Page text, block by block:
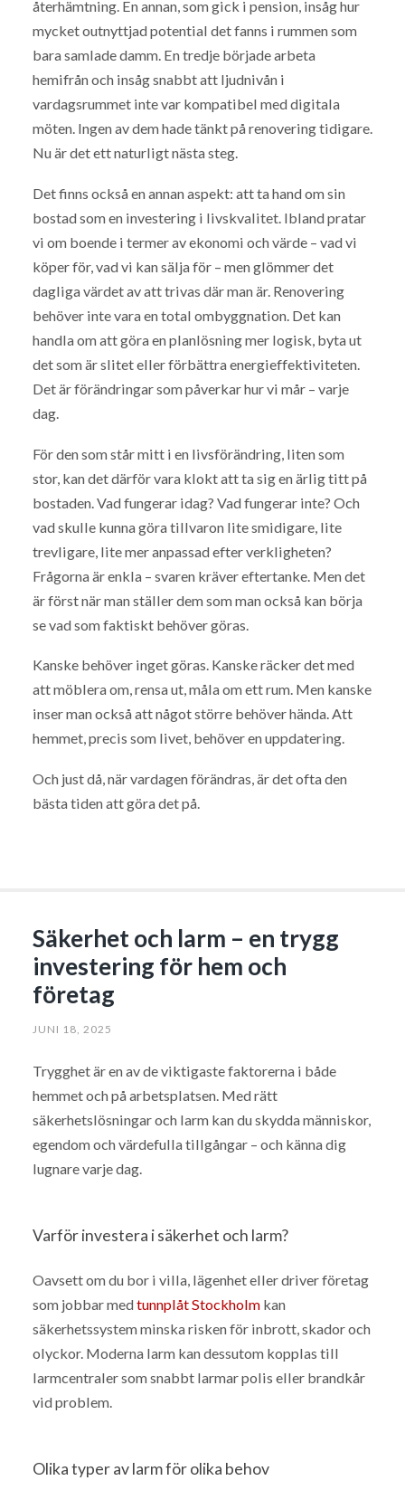
återhämtning. En annan, som gick i pension, insåg hur
mycket outnyttjad potential det fanns i rummen som
bara samlade damm. En tredje började arbeta
hemifrån och insåg snabbt att ljudnivån i
vardagsrummet inte var kompatibel med digitala
möten. Ingen av dem hade tänkt på renovering tidigare.
Nu är det ett naturligt nästa steg.
Det finns också en annan aspekt: att ta hand om sin
bostad som en investering i livskvalitet. Ibland pratar
vi om boende i termer av ekonomi och värde – vad vi
köper för, vad vi kan sälja för – men glömmer det
dagliga värdet av att trivas där man är. Renovering
behöver inte vara en total ombyggnation. Det kan
handla om att göra en planlösning mer logisk, byta ut
det som är slitet eller förbättra energieffektiviteten.
Det är förändringar som påverkar hur vi mår – varje
dag.
För den som står mitt i en livsförändring, liten som
stor, kan det därför vara klokt att ta sig en ärlig titt på
bostaden. Vad fungerar idag? Vad fungerar inte? Och
vad skulle kunna göra tillvaron lite smidigare, lite
trevligare, lite mer anpassad efter verkligheten?
Frågorna är enkla – svaren kräver eftertanke. Men det
är först när man ställer dem som man också kan börja
se vad som faktiskt behöver göras.
Kanske behöver inget göras. Kanske räcker det med
att möblera om, rensa ut, måla om ett rum. Men kanske
inser man också att något större behöver hända. Att
hemmet, precis som livet, behöver en uppdatering.
Och just då, när vardagen förändras, är det ofta den
bästa tiden att göra det på.
Säkerhet och larm – en trygg
investering för hem och
företag
JUNI 18, 2025
Trygghet är en av de viktigaste faktorerna i både
hemmet och på arbetsplatsen. Med rätt
säkerhetslösningar och larm kan du skydda människor,
egendom och värdefulla tillgångar – och känna dig
lugnare varje dag.
Varför investera i säkerhet och larm?
Oavsett om du bor i villa, lägenhet eller driver företag
som jobbar medtunnplåt Stockholmkan
säkerhetssystem minska risken för inbrott, skador och
olyckor. Moderna larm kan dessutom kopplas till
larmcentraler som snabbt larmar polis eller brandkår
vid problem.
Olika typer av larm för olika behov